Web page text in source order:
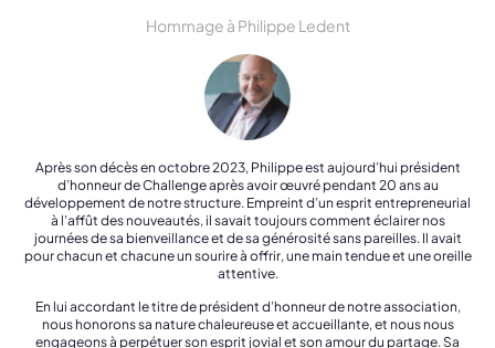
Hommage à Philippe Ledent
Après son décès en octobre 2023, Philippe est aujourd’hui président
d’honneur de Challenge après avoir œuvré pendant 20 ans au
développement de notre structure. Empreint d’un esprit entrepreneurial
à l’affût des nouveautés, il savait toujours comment éclairer nos
journées de sa bienveillance et de sa générosité sans pareilles. Il avait
pour chacun et chacune un sourire à offrir, une main tendue et une oreille
attentive.
En lui accordant le titre de président d’honneur de notre association,
nous honorons sa nature chaleureuse et accueillante, et nous nous
engageons à perpétuer son esprit jovial et son amour du partage. Sa